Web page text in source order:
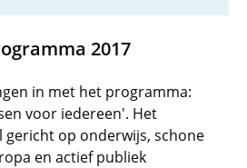
2017
in met het programma:
voor iedereen'. Het
op onderwijs, schone
en actief publiek